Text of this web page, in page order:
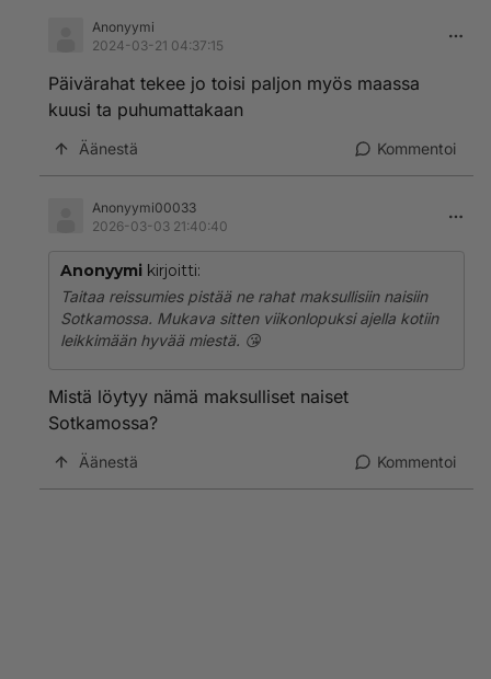
Anonyymi
2024-03-21 04:37:15
Päivärahat tekee jo toisi paljon myös maassa
kuusi ta puhumattakaan
Äänestä Kommentoi
Anonyymi00033
2026-03-03 21:40:40
Anonyymi kirjoitti:
Taitaa reissumies pistää ne rahat maksullisiin naisiin
Sotkamossa. Mukava sitten viikonlopuksi ajella kotiin
leikkimään hyvää miestä. 😘
Mistä löytyy nämä maksulliset naiset
Sotkamossa?
Äänestä Kommentoi